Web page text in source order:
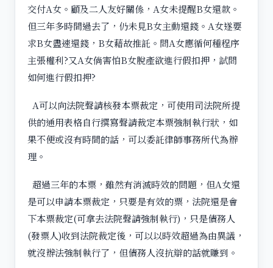
交付A女。顧及二人友好關係，A女未提醒B女還款。
但三年多時間過去了，仍未見B女主動還錢。A女遂要
求B女盡速還錢，B女藉故推託。問A女應循何種程序
主張權利?又A女倘害怕B女脫產欲進行假扣押，試問
如何進行假扣押?
A可以向法院聲請核發本票裁定，可使用司法院所提
供的通用表格自行撰寫聲請裁定本票強制執行狀，如
果不便或沒有時間的話，可以委託律師事務所代為辦
理。
超過三年的本票，雖然有消滅時效的問題，但A女還
是可以申請本票裁定，只要是有效的票，法院還是會
下本票裁定(可拿去法院聲請強制執行)，只是債務人
(發票人)收到法院裁定後，可以以時效超過為由異議，
就沒辦法強制執行了，但債務人沒抗辯的話就賺到。